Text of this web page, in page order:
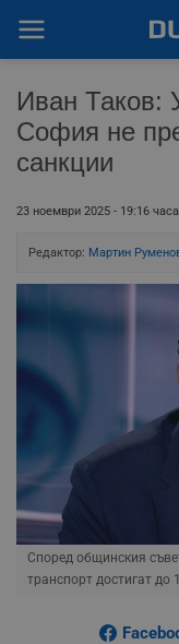
Иван Таков:
София не
санкции
23 ноември 2025 - 19:16 часа
Редактор: Мартин
Според общинския
транспорт достигат до